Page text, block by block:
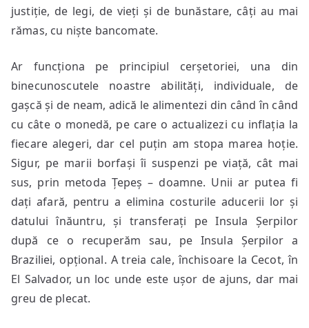
justiție, de legi, de vieți și de bunăstare, câți au mai
rămas, cu niște bancomate.
Ar funcționa pe principiul cerșetoriei, una din
binecunoscutele noastre abilități, individuale, de
gașcă și de neam, adică le alimentezi din când în când
cu câte o monedă, pe care o actualizezi cu inflația la
fiecare alegeri, dar cel puțin am stopa marea hoție.
Sigur, pe marii borfași îi suspenzi pe viață, cât mai
sus, prin metoda Țepeș – doamne. Unii ar putea fi
dați afară, pentru a elimina costurile aducerii lor și
datului înăuntru, și transferați pe Insula Șerpilor
după ce o recuperăm sau, pe Insula Șerpilor a
Braziliei, opțional. A treia cale, închisoare la Cecot, în
El Salvador, un loc unde este ușor de ajuns, dar mai
greu de plecat.